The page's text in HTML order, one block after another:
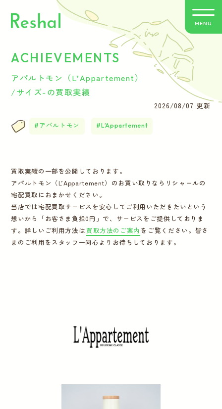
リシャールの特徴
買取方法のご案内
お客さまの声
バイヤー紹介
運営会社
MENU
ACHIEVEMENTS
アパルトモン（L’Appartement）
/サイズ-の買取実績
2026/08/07 更新
アパルトモン L’Appartement
買取実績の一部を公開しております。
アパルトモン（L’Appartement）のお買い取りならリシャールの
宅配買取におまかせください。
当店では宅配買取サービスを安心してご利用いただきたいという
想いから「お客さま負担0円」で、サービスをご提供しておりま
す。詳しいご利用方法は 買取方法のご案内 をご覧ください。皆さ
まのご利用をスタッフ一同心よりお待ちしております。